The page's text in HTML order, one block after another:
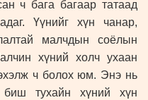
ч бага багаар татаад
Үүнийг хүн чанар,
малчдын соёлын
хүний холч ухаан
ч болох юм. Энэ нь
тухайн хүний хүн